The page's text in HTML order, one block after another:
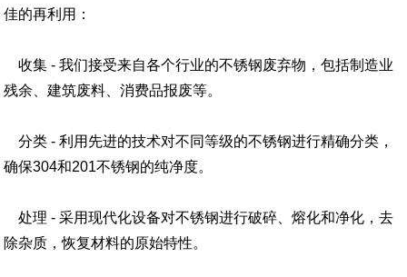
佳的再利用：
收集 - 我们接受来自各个行业的不锈钢废弃物，包括制造业
残余、建筑废料、消费品报废等。
分类 - 利用先进的技术对不同等级的不锈钢进行精确分类，
确保304和201不锈钢的纯净度。
处理 - 采用现代化设备对不锈钢进行破碎、熔化和净化，去
除杂质，恢复材料的原始特性。